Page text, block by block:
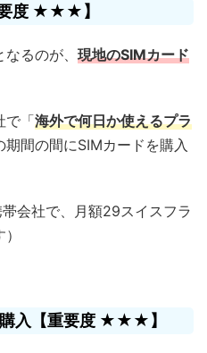
要度 ★★★】
るのが、 現地のSIMカード
で「海外で何日か使えるプラ
期間の間にSIMカードを購入
会社で、月額29スイスフラ
入【重要度 ★★★】